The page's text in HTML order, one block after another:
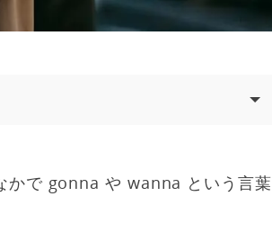
かで gonna や wanna という言葉